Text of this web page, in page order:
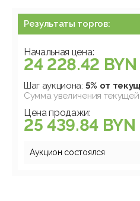
Результаты торгов:
Начальная цена:
24 228.42 BYN
Шаг аукциона: 5% от
Сумма увеличения
Цена продажи:
25 439.84 BYN
Аукцион состоялся